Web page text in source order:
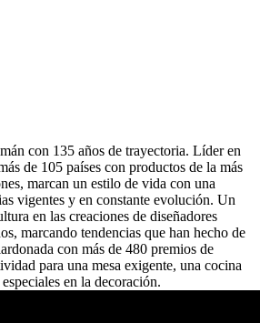
con 135 años de trayectoria. Líder en
de 105 países con productos de la más
marcan un estilo de vida con una
vigentes y en constante evolución. Un
en las creaciones de diseñadores
marcando tendencias que han hecho de
con más de 480 premios de
para una mesa exigente, una cocina
en la decoración.